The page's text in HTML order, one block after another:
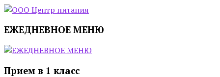
ЕЖЕДНЕВНОЕ МЕНЮ
Прием в 1 класс